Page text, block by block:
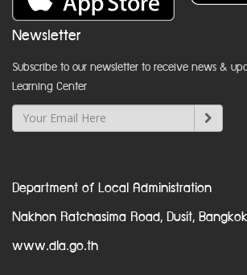
Newsletter
Subscribe to our newsletter to receive news &
Learning Center
Department of Local Administration
Nakhon Ratchasima Road, Dusit,
www.dla.go.th